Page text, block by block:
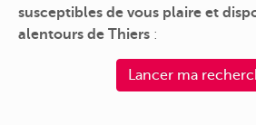
susceptibles de vous plaire et
alentours de Thiers :
Lancer ma